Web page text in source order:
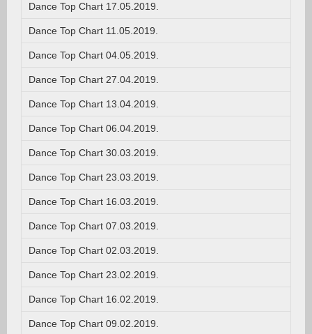
Dance Top Chart 17.05.2019.
Dance Top Chart 11.05.2019.
Dance Top Chart 04.05.2019.
Dance Top Chart 27.04.2019.
Dance Top Chart 13.04.2019.
Dance Top Chart 06.04.2019.
Dance Top Chart 30.03.2019.
Dance Top Chart 23.03.2019.
Dance Top Chart 16.03.2019.
Dance Top Chart 07.03.2019.
Dance Top Chart 02.03.2019.
Dance Top Chart 23.02.2019.
Dance Top Chart 16.02.2019.
Dance Top Chart 09.02.2019.